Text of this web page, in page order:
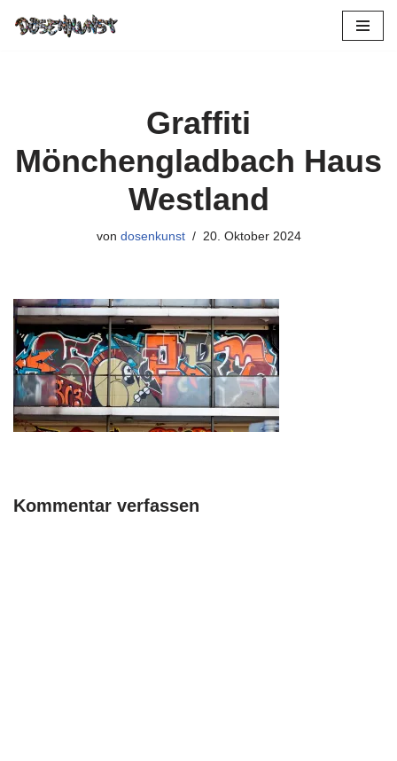
Graffiti
Mönchengladbach Haus
Westland
von dosenkunst 20. Oktober 2024
Kommentar verfassen